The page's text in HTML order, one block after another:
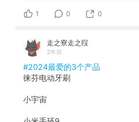
1 0 0
走之寮走之叚
2年前
#2024最爱的3个产品
徕芬电动牙刷
小宇宙